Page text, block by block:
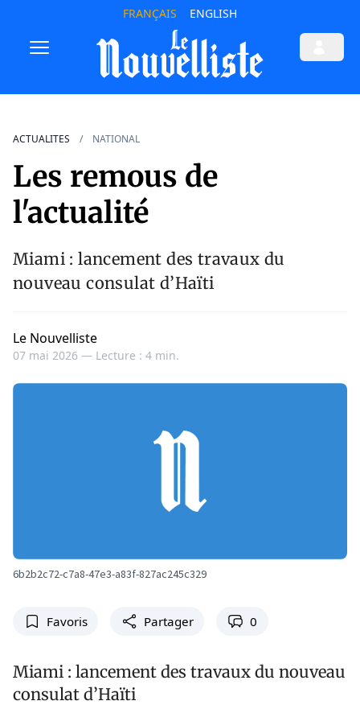
FRANÇAIS ENGLISH
ACTUALITES NATIONAL
Les remous de
l'actualité
Miami : lancement des travaux du
nouveau consulat d’Haïti
Le Nouvelliste
07 mai 2026 — Lecture : 4 min.
6b2b2c72-c7a8-47e3-a83f-827ac245c329
Favoris Partager 0
Miami : lancement des travaux du nouveau
consulat d’Haïti